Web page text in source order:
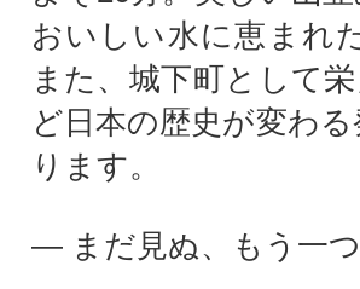
おいしい水に恵まれ
また、城下町として
ど日本の歴史が変わ
ります。
― まだ見ぬ、もう一